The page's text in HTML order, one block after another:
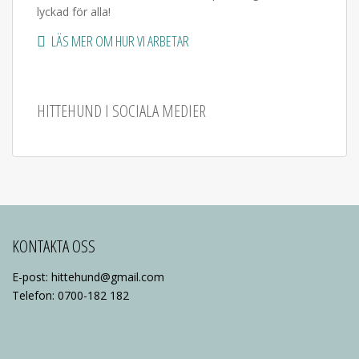
lyckad för alla!
LÄS MER OM HUR VI ARBETAR
HITTEHUND I SOCIALA MEDIER
KONTAKTA OSS
E-post: hittehund@gmail.com
Telefon: 0700-182 182